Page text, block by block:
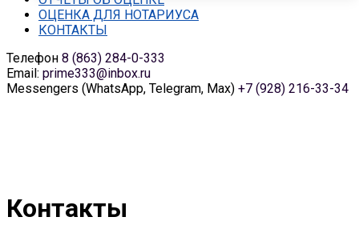
ОЦЕНКА ДЛЯ НОТАРИУСА
КОНТАКТЫ
Телефон 8 (863) 284-0-333
Email: prime333@inbox.ru
Messengers (WhatsApp, Telegram, Max) +7 (928) 216-33-34
Контакты